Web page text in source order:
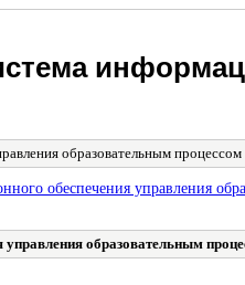
образовательным процессом
обеспечения управления
образовательным